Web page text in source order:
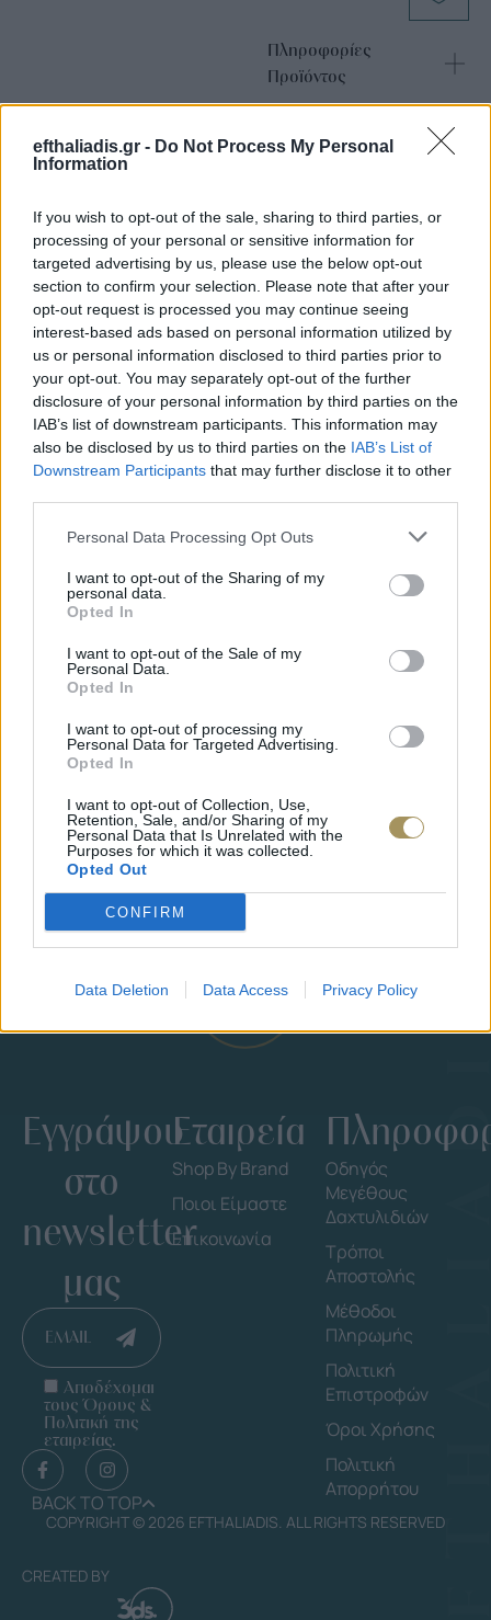
efthaliadis.gr - Do Not Process My Personal
Information
If you wish to opt-out of the sale, sharing to third parties, or
processing of your personal or sensitive information for
targeted advertising by us, please use the below opt-out
section to confirm your selection. Please note that after your
opt-out request is processed you may continue seeing
interest-based ads based on personal information utilized by
us or personal information disclosed to third parties prior to
your opt-out. You may separately opt-out of the further
disclosure of your personal information by third parties on the
IAB’s list of downstream participants. This information may
also be disclosed by us to third parties on the IAB’s List of
Downstream Participants that may further disclose it to other
Personal Data Processing Opt Outs
I want to opt-out of the Sharing of my
personal data.
Opted In
I want to opt-out of the Sale of my
Personal Data.
Opted In
I want to opt-out of processing my
Personal Data for Targeted Advertising.
Opted In
I want to opt-out of Collection, Use,
Retention, Sale, and/or Sharing of my
Personal Data that Is Unrelated with the
Purposes for which it was collected.
Opted Out
CONFIRM
Data Deletion Data Access Privacy Policy
Πληροφορίες
Προϊόντος
Επιλογές Που Ταιριάζουν
Ανακαλύψτε τα κοσμήματα που αγαπήθηκαν περισσότερο!
Εδώ θα βρείτε τις κορυφαίες επιλογές που ξεχωρίζουν για
το μοναδικό τους στυλ και την εξαιρετική τους ποιότητα.
ΑΝΟΞΕΊΔΩΤΟ ΑΤΣΆΛΙ -10%
134€
Εγγράψου
στο
newsletter
μας
EMAIL
Αποδέχομαι
τους Όρους &
Πολιτική της
εταιρείας.
BACK TO TOP
Εταιρεία
Shop By Brand
Ποιοι Είμαστε
Επικοινωνία
Οδηγός
Μεγέθους
Δαχτυλιδιών
Τρόποι
Αποστολής
Μέθοδοι
Πληρωμής
Πολιτική
Επιστροφών
Όροι Χρήσης
Πολιτική
Απορρήτου
COPYRIGHT © 2026 EFTHALIADIS. ALL RIGHTS RESERVED
CREATED BY